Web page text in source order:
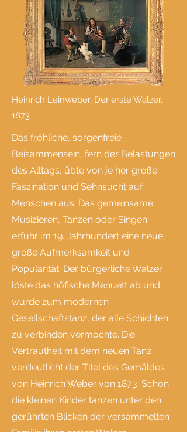
Heinrich Leinweber, Der erste Walzer,
1873
Das fröhliche, sorgenfreie
Beisammensein, fern der Belastungen
des Alltags, übte von je her große
Faszination und Sehnsucht auf
Menschen aus. Das gemeinsame
Musizieren, Tanzen oder Singen
erfuhr im 19. Jahrhundert eine neue,
große Aufmerksamkeit und
Popularität. Der bürgerliche Walzer
löste das höfische Menuett ab und
wurde zum modernen
Gesellschaftstanz, der alle Schichten
zu verbinden vermochte. Die
Vertrautheit mit dem neuen Tanz
verdeutlicht der Titel des Gemäldes
von Heinrich Weber von 1873. Schon
die kleinen Kinder tanzen unter den
gerührten Blicken der versammelten